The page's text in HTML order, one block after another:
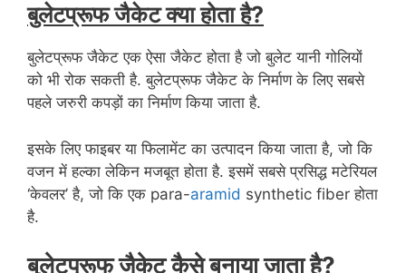
बुलेटप्रूफ जैकेट क्या होता है?
बुलेटप्रूफ जैकेट एक ऐसा जैकेट होता है जो बुलेट यानी गोलियों
को भी रोक सकती है. बुलेटप्रूफ जैकेट के निर्माण के लिए सबसे
पहले जरुरी कपड़ों का निर्माण किया जाता है.
इसके लिए फाइबर या फिलामेंट का उत्पादन किया जाता है, जो कि
वजन में हल्का लेकिन मजबूत होता है. इसमें सबसे प्रसिद्ध मटेरियल
‘केवलर’ है, जो कि एक para-aramid synthetic fiber होता
है.
बुलेटप्रूफ जैकेट कैसे बनाया जाता है?